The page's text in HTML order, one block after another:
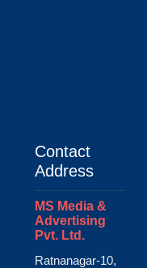
Contact
Address
MS Media &
Advertising
Pvt. Ltd.
Ratnanagar-10,